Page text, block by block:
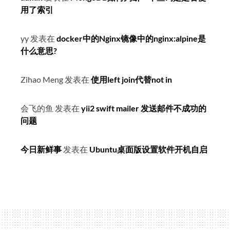
用了索引
yy 发表在 docker中的Nginx镜像中的nginx:alpine是
什么意思?
Zihao Meng 发表在 使用left join代替not in
会飞的鱼 发表在 yii2 swift mailer 发送邮件不成功的
问题
今日新鲜事 发表在 Ubuntu桌面版设置软件开机自启